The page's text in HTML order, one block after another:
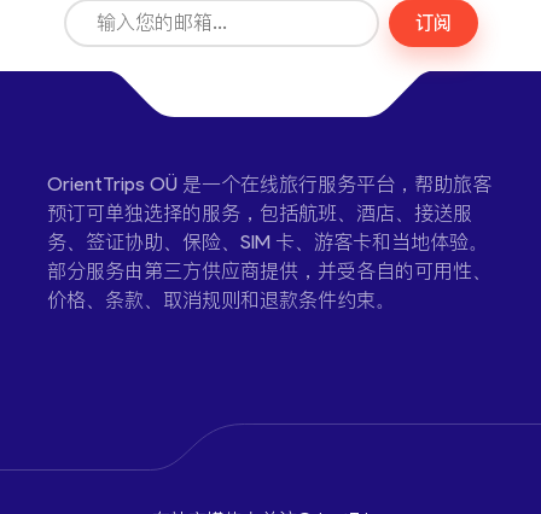
订阅
OrientTrips OÜ 是一个在线旅行服务平台，帮助旅客
预订可单独选择的服务，包括航班、酒店、接送服
务、签证协助、保险、SIM 卡、游客卡和当地体验。
部分服务由第三方供应商提供，并受各自的可用性、
价格、条款、取消规则和退款条件约束。